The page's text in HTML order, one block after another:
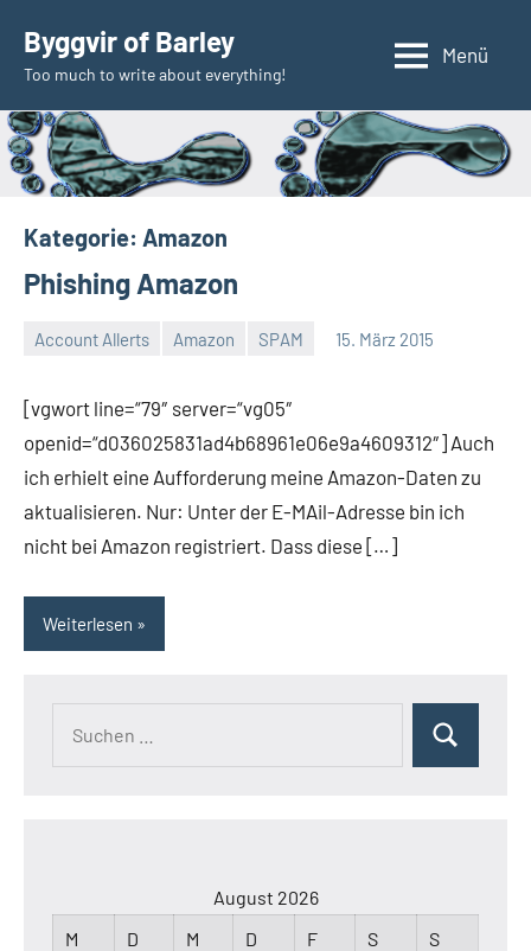
Inhalt
springen
Byggvir of Barley
Too much to write about everything!
Menü
Kategorie: Amazon
Phishing Amazon
Account Allerts Amazon SPAM 15. März 2015
[vgwort line=“79″ server=“vg05″
openid=“d036025831ad4b68961e06e9a4609312″] Auch
ich erhielt eine Aufforderung meine Amazon-Daten zu
aktualisieren. Nur: Unter der E-MAil-Adresse bin ich
nicht bei Amazon registriert. Dass diese […]
Weiterlesen
Suchen
August 2026
M
D M D F S S